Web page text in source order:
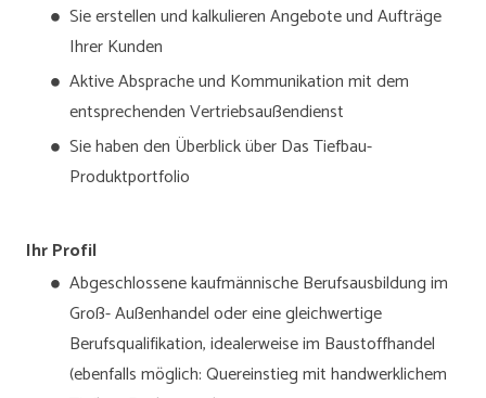
Sie erstellen und kalkulieren Angebote und Aufträge
Ihrer Kunden
Aktive Absprache und Kommunikation mit dem
entsprechenden Vertriebsaußendienst
Sie haben den Überblick über Das Tiefbau-
Produktportfolio
Ihr Profil
Abgeschlossene kaufmännische Berufsausbildung im
Groß- Außenhandel oder eine gleichwertige
Berufsqualifikation, idealerweise im Baustoffhandel
(ebenfalls möglich: Quereinstieg mit handwerklichem